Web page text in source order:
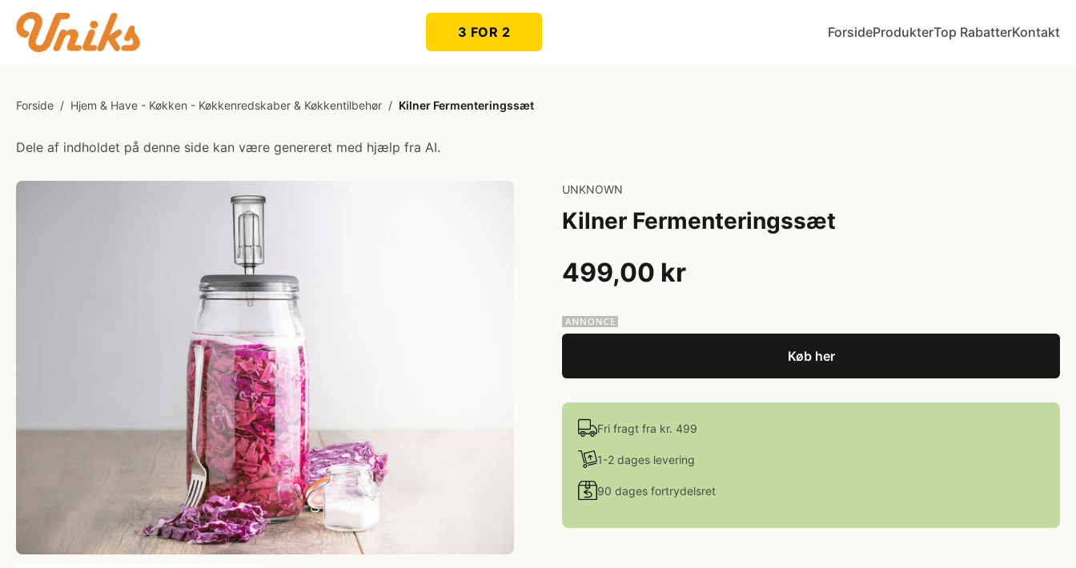
3 FOR 2 ForsideProdukterTop RabatterKontakt
Forside / Hjem & Have - Køkken - Køkkenredskaber & Køkkentilbehør / Kilner Fermenteringssæt
Dele af indholdet på denne side kan være genereret med hjælp fra AI.
UNKNOWN
Kilner Fermenteringssæt
499,00 kr
Køb her
Fri fragt fra kr. 499
1-2 dages levering
90 dages fortrydelsret